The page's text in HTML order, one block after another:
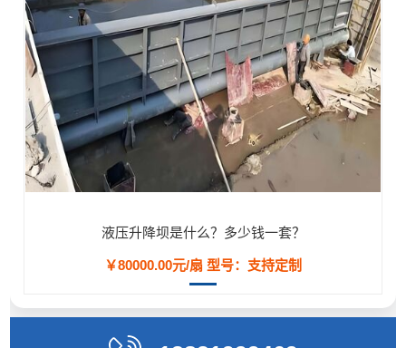
液压升降坝是什么？多少钱一套？
￥80000.00元/扇 型号：支持定制